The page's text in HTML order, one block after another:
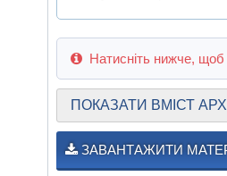
Натисніть нижче, щоб
ПОКАЗАТИ ВМІСТ
ЗАВАНТАЖИТИ